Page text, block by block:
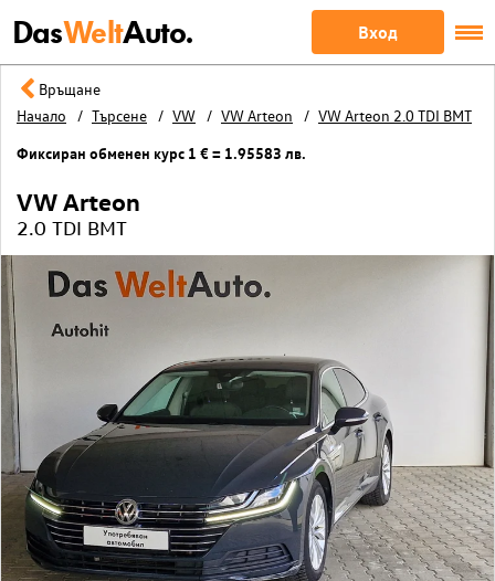
DasWeltAuto. Вход
Връщане
Начало
Търсене VW VW Arteon VW Arteon 2.0 TDI BMT
Фиксиран обменен курс 1 € = 1.95583 лв.
VW Arteon
2.0 TDI BMT